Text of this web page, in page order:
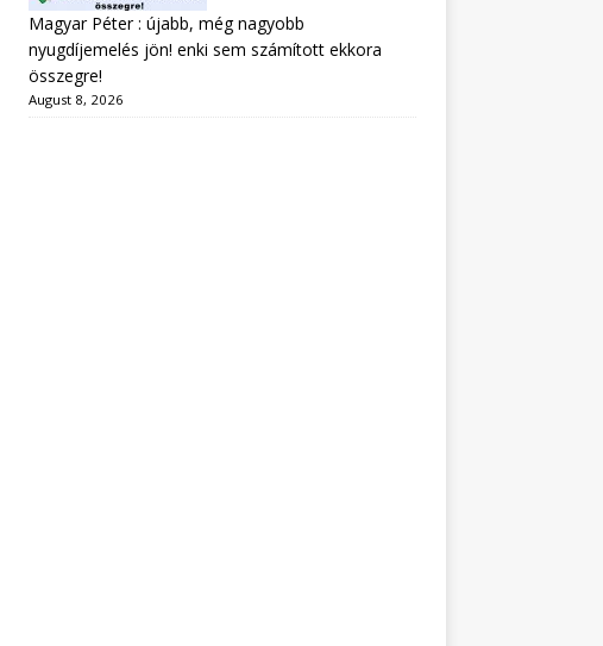
Magyar Péter : újabb, még nagyobb
nyugdíjemelés jön! enki sem számított ekkora
összegre!
August 8, 2026